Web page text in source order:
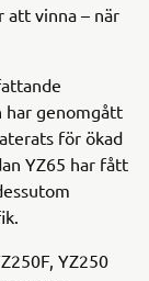
att vinna – när
har genomgått
för ökad
YZ65 har fått
YZ250